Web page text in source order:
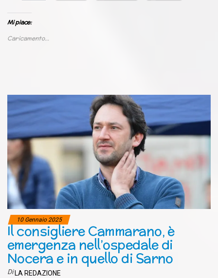
Mi piace:
Caricamento...
10 Gennaio 2025
Il consigliere Cammarano, è
emergenza nell’ospedale di
Nocera e in quello di Sarno
Di LA REDAZIONE